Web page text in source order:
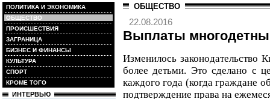
ПОЛИТИКА И ЭКОНОМИКА
ОБЩЕСТВО
ПРОИСШЕСТВИЯ
ЗАГРАНИЦА
БИЗНЕС И ФИНАНСЫ
КУЛЬТУРА
СПОРТ
КРОМЕ ТОГО
ИНТЕРВЬЮ
ОБЩЕСТВО
22.08.2016
Выплаты
Изменилось законодательство
более детьми. Это сделано с
каждого года (когда граждане
подтверждение права на